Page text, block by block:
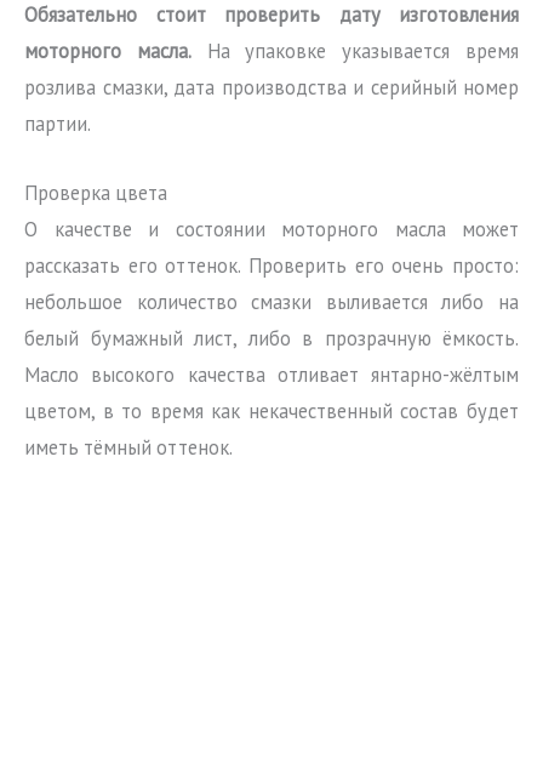
Обязательно стоит проверить дату изготовления
моторного масла.На упаковке указывается время
розлива смазки, дата производства и серийный номер
партии.
Проверка цвета
О качестве и состоянии моторного масла может
рассказать его оттенок. Проверить его очень просто:
небольшое количество смазки выливается либо на
белый бумажный лист, либо в прозрачную ёмкость.
Масло высокого качества отливает янтарно-жёлтым
цветом, в то время как некачественный состав будет
иметь тёмный оттенок.